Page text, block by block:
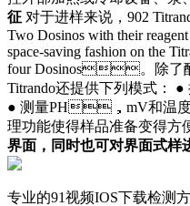
征 对于进样来说，902
Two Dosinos with their
space-saving fashion on the
four Dosinos。除了酶
Titrando还提供下列模式：
● 测量PH，mV和温度
理功能使得样品准备变得方
界面，同时也可对界面式样进行
专业的91视频IOS下载检测